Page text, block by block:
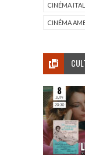
CINÉMA
CINÉMA